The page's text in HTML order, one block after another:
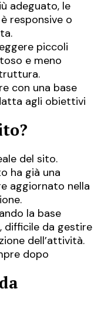
adeguato, le
responsive o
piccoli
e meno
con una base
agli obiettivi
del sito.
ha già una
aggiornato nella
la base
difficile da gestire
dell’attività.
dopo